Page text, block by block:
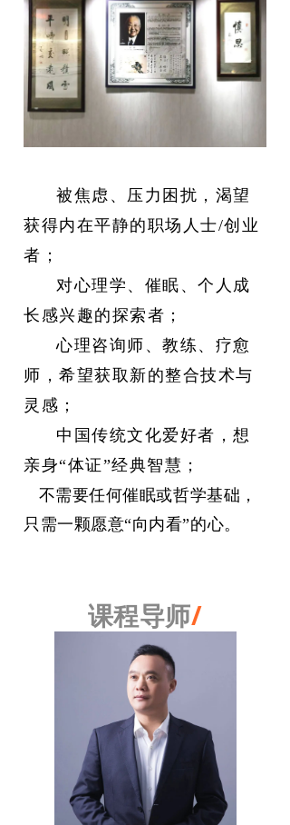
被焦虑、压力困扰，渴望
获得内在平静的职场人士/创业
者；
对心理学、催眠、个人成
长感兴趣的探索者；
心理咨询师、教练、疗愈
师，希望获取新的整合技术与
灵感；
中国传统文化爱好者，想
亲身“体证”经典智慧；
不需要任何催眠或哲学基础，
只需一颗愿意“向内看”的心。
课程导师/